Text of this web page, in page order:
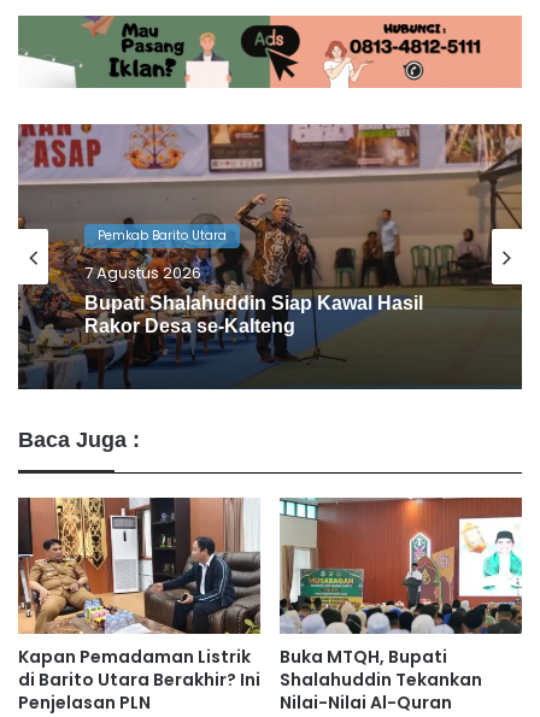
Pemkab Barito Utara
6 Agustus 2026
Barito Utara Kaji Tiru Inovasi Unggulan
Pemkab Bantul
Baca Juga :
Kapan Pemadaman Listrik
di Barito Utara Berakhir? Ini
Penjelasan PLN
Buka MTQH, Bupati
Shalahuddin Tekankan
Nilai-Nilai Al-Quran